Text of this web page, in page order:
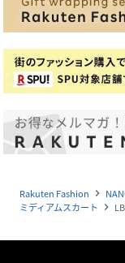
Rakuten Fashion navigate_next
ミディアムスカート navigate_next